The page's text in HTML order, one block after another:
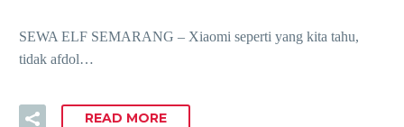
SEWA ELF SEMARANG – Xiaomi seperti yang kita tahu,
tidak afdol…
READ MORE